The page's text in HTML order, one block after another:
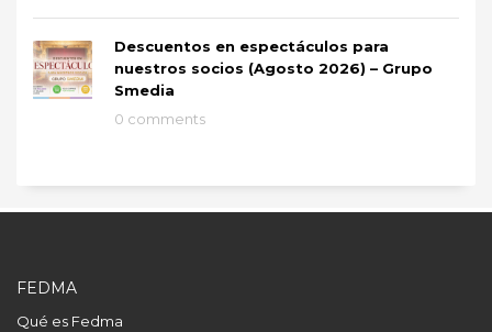
Descuentos en espectáculos para
nuestros socios (Agosto 2026) – Grupo
Smedia
0 comments
FEDMA
Qué es Fedma